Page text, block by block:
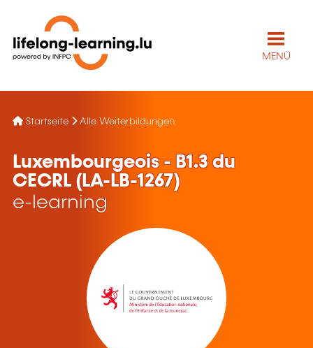
MENÜ
Startseite Alle Weiterbildungen
Luxembourgeois - B1.3 du
CECRL (LA-LB-1267)
e-learning